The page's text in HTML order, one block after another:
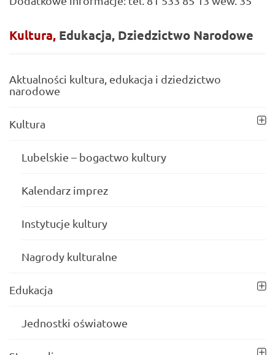
Kultura, Edukacja, Dziedzictwo Narodowe
Aktualności kultura, edukacja i dziedzictwo
narodowe
Kultura
Lubelskie – bogactwo kultury
Kalendarz imprez
Instytucje kultury
Nagrody kulturalne
Edukacja
Jednostki oświatowe